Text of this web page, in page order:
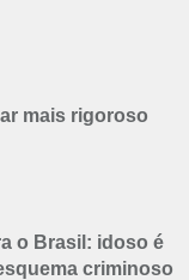
mais rigoroso
o Brasil: idoso é
criminoso